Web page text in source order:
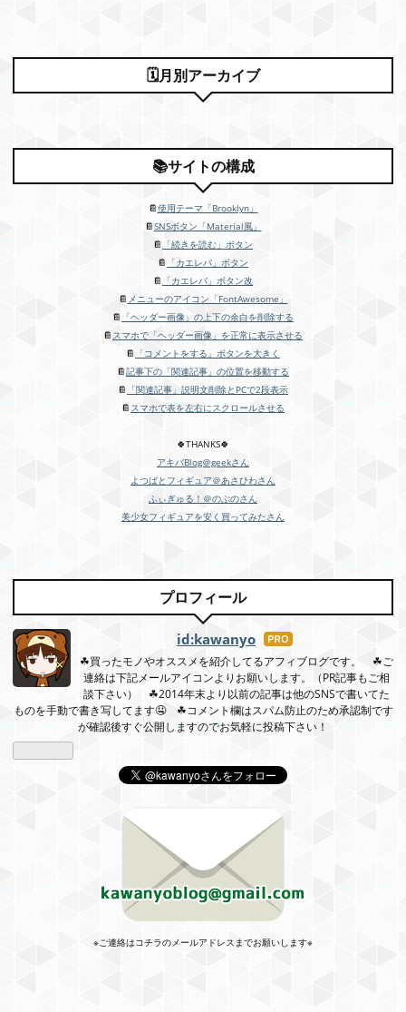
🗓月別アーカイブ
📚サイトの構成
📔使用テーマ「Brooklyn」
📔SNSボタン「Material風」
📔 「続きを読む」ボタン
📔 「カエレバ」ボタン
📔 「カエレバ」ボタン改
📔 メニューのアイコン「FontAwesome」
📔 「ヘッダー画像」の上下の余白を削除する
📔 スマホで「ヘッダー画像」を正常に表示させる
📔 「コメントをする」ボタンを大きく
📔記事下の「関連記事」の位置を移動する
📔 「関連記事」説明文削除とPCで2段表示
📔 スマホで表を左右にスクロールさせる
🍀THANKS🍀
アキバBlog＠geekさん
よつばとフィギュア＠あさひわさん
ふぃぎゅる！＠のぶのさん
美少女フィギュアを安く買ってみたさん
プロフィール
id:kawanyo はて
なブ
ログ
Pro
☘買ったモノやオススメを紹介してるアフィブログです。 ☘ご
連絡は下記メールアイコンよりお願いします。（PR記事もご相
談下さい） ☘2014年末より以前の記事は他のSNSで書いてた
ものを手動で書き写してます🤤 ☘コメント欄はスパム防止のため承認制です
が確認後すぐ公開しますのでお気軽に投稿下さい！
※ご連絡はコチラのメールアドレスまでお願いします※